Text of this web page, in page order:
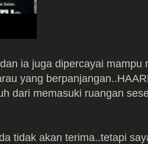
ia juga dipercayai mampu
yang
dari memasuki ruangan
tidak akan terima..tetapi